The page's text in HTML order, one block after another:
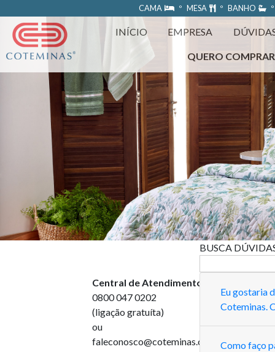
https://www.coteminas.com.br/desenv-web/htm11/
CAMA º MESA º BANHO
INÍCIO EMPRESA
QUERO COMPRAR
BUSCA
Central de Atendimento
0800 047 0202
(ligação gratuíta)
ou
faleconosco@coteminas.com.br
Eu gostaria
Coteminas.
Como faço